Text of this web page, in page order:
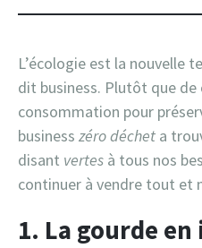
L’écologie est la nouvelle
dit business. Plutôt que
consommation pour
business zéro déchet a
disant vertes à tous nos
continuer à vendre tout et
1. La gourde en